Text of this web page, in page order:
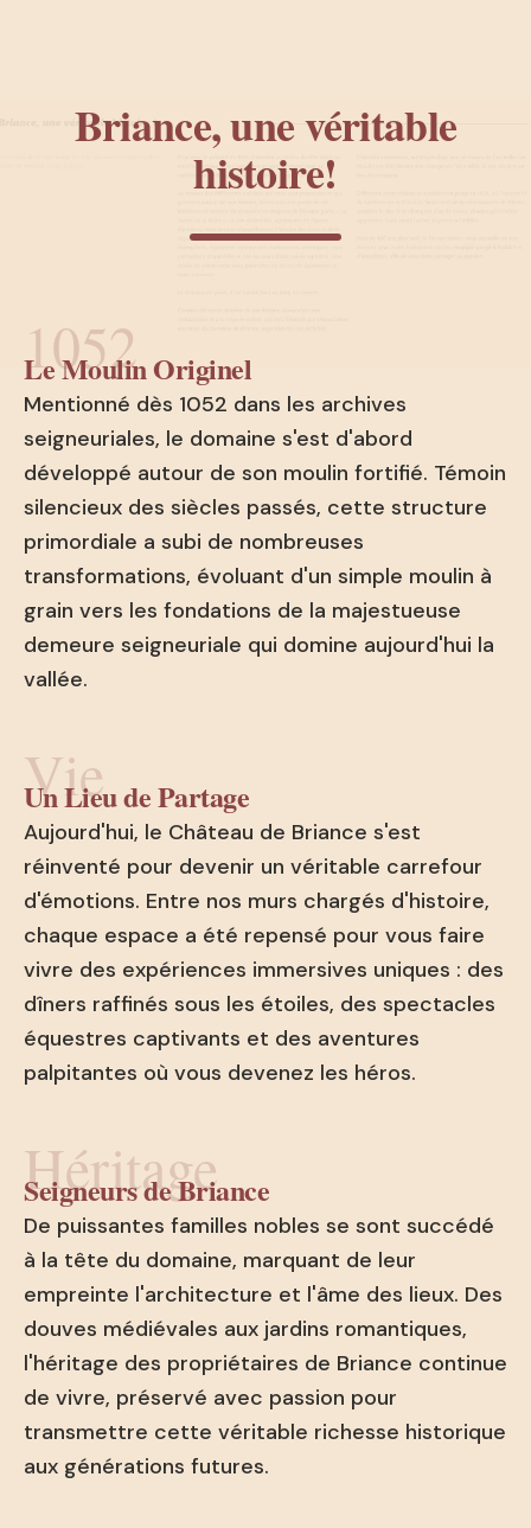
Briance, une véritable
histoire!
1052
Le Moulin Originel
Mentionné dès 1052 dans les archives
seigneuriales, le domaine s'est d'abord
développé autour de son moulin fortifié. Témoin
silencieux des siècles passés, cette structure
primordiale a subi de nombreuses
transformations, évoluant d'un simple moulin à
grain vers les fondations de la majestueuse
demeure seigneuriale qui domine aujourd'hui la
vallée.
Vie
Un Lieu de Partage
Aujourd'hui, le Château de Briance s'est
réinventé pour devenir un véritable carrefour
d'émotions. Entre nos murs chargés d'histoire,
chaque espace a été repensé pour vous faire
vivre des expériences immersives uniques : des
dîners raffinés sous les étoiles, des spectacles
équestres captivants et des aventures
palpitantes où vous devenez les héros.
Héritage
Seigneurs de Briance
De puissantes familles nobles se sont succédé
à la tête du domaine, marquant de leur
empreinte l'architecture et l'âme des lieux. Des
douves médiévales aux jardins romantiques,
l'héritage des propriétaires de Briance continue
de vivre, préservé avec passion pour
transmettre cette véritable richesse historique
aux générations futures.